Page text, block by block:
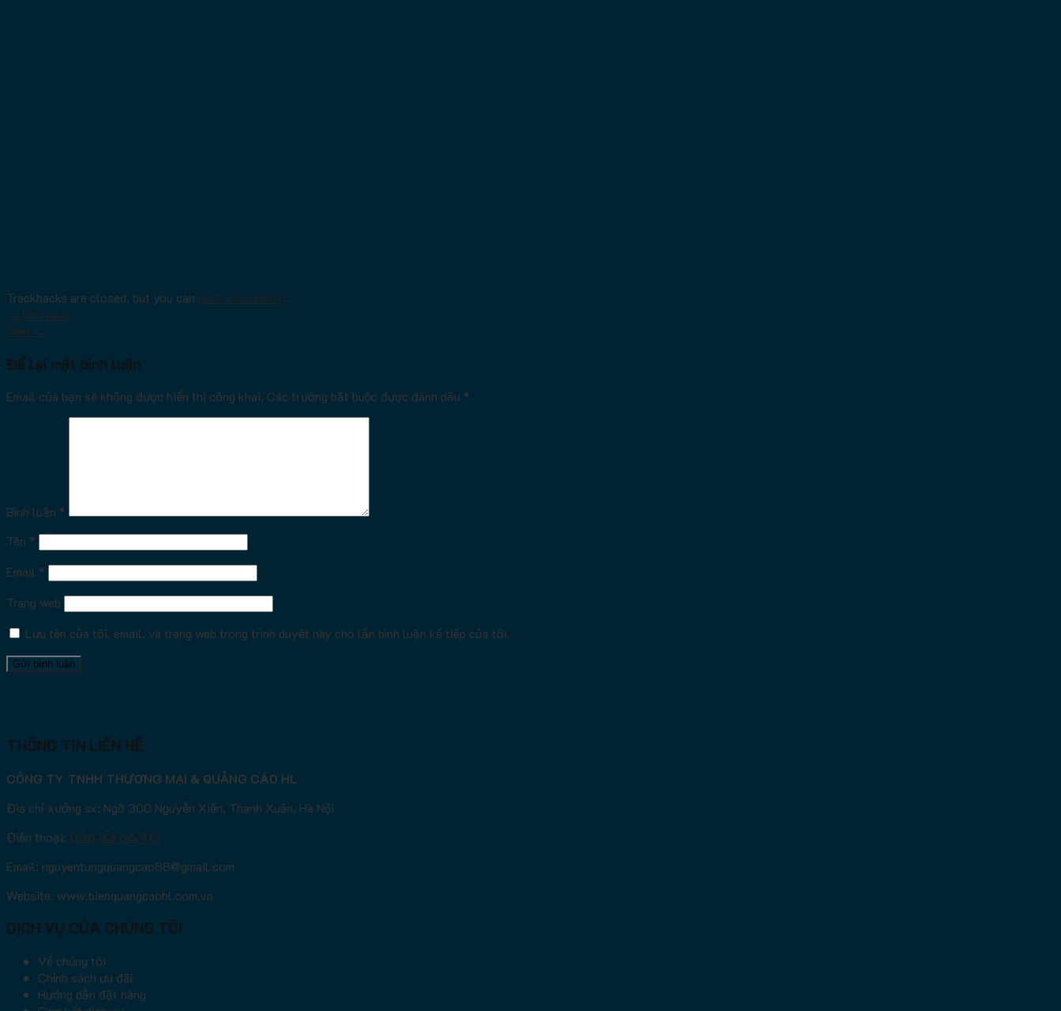
Trackbacks are closed, but you can post a comment.
← Previous
Next →
Để lại một bình luận
Email của bạn sẽ không được hiển thị công khai. Các trường bắt buộc được đánh dấu *
Bình luận *
Tên *
Email *
Trang web
Lưu tên của tôi, email, và trang web trong trình duyệt này cho lần bình luận kế tiếp của tôi.
THÔNG TIN LIÊN HỆ
CÔNG TY TNHH THƯƠNG MẠI & QUẢNG CÁO HL
Địa chỉ xưởng sx: Ngõ 300 Nguyễn Xiển, Thanh Xuân, Hà Nội
Điện thoại: 036.33.66.712
Email: nguyentungquangcao88@gmail.com
Website: www.bienquangcaohl.com.vn
DỊCH VỤ CỦA CHÚNG TÔI
Về chúng tôi
Chính sách ưu đãi
Hướng dẫn đặt hàng